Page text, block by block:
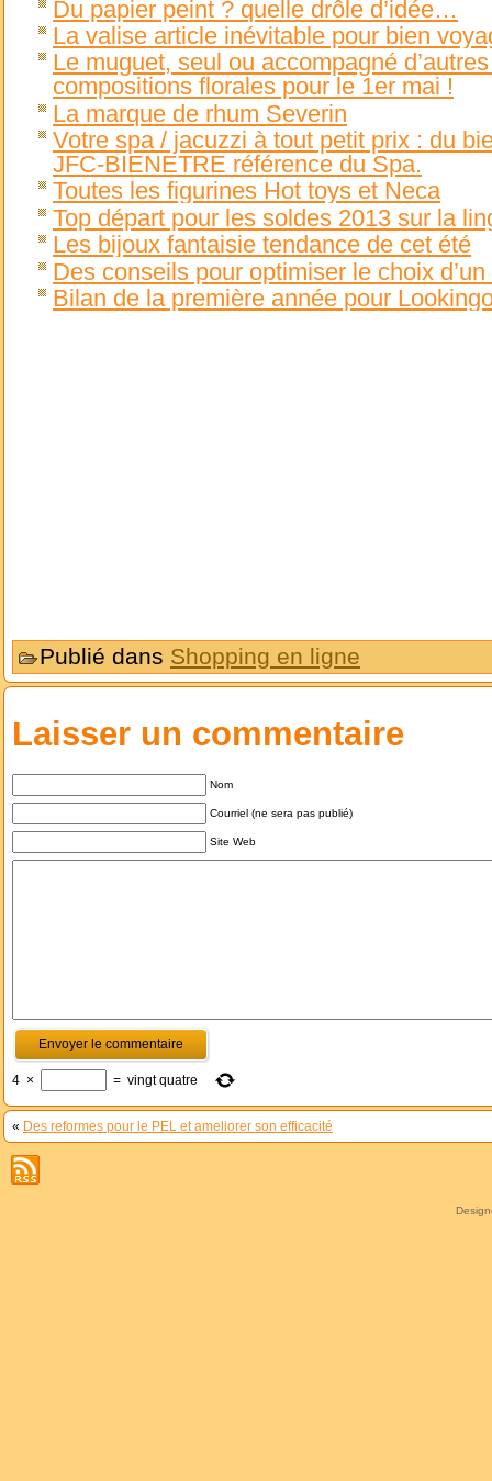
Du papier peint ? quelle drôle d’idée…
La valise article inévitable pour bien
Le muguet, seul ou accompagné
compositions florales pour le 1er mai !
La marque de rhum Severin
Votre spa / jacuzzi à tout petit prix : du
JFC-BIENETRE référence du Spa.
Toutes les figurines Hot toys et Neca
Top départ pour les soldes 2013 sur la
Les bijoux fantaisie tendance de cet été
Des conseils pour optimiser le choix
Bilan de la première année pour
Publié dans Shopping en ligne
Laisser un commentaire
Nom
Courriel (ne sera pas publié)
Site Web
4 × = vingt quatre
« Des reformes pour le PEL et ameliorer son efficacité